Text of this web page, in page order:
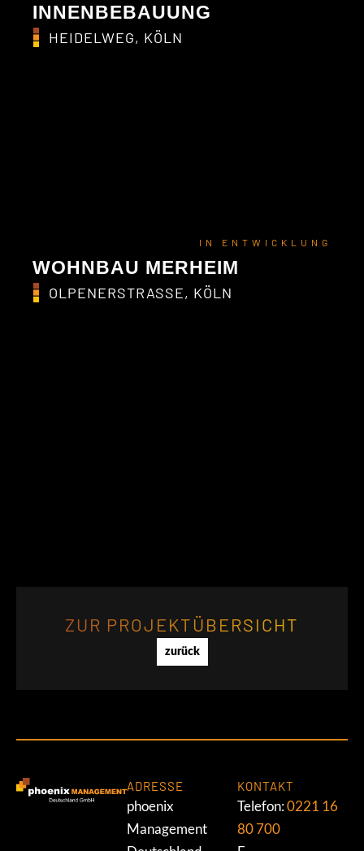
INNENBEBAUUNG
HEIDELWEG, KÖLN
IN ENTWICKLUNG
WOHNBAU MERHEIM
OLPENERSTRASSE, KÖLN
ZUR PROJEKTÜBERSICHT
zurück
ADRESSE
phoenix
Management
KONTAKT
Telefon:0221 16
80 700